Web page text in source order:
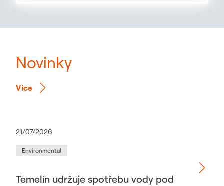
Novinky
Více
21/07/2026
Environmental
Temelín udržuje spotřebu vody pod